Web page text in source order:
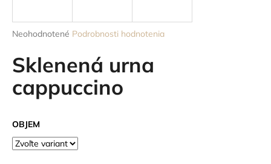
Priemerné
produktu
je
z
Neohodnotené Podrobnosti hodnotenia
Sklenená urna
cappuccino
OBJEM
j
ť
?